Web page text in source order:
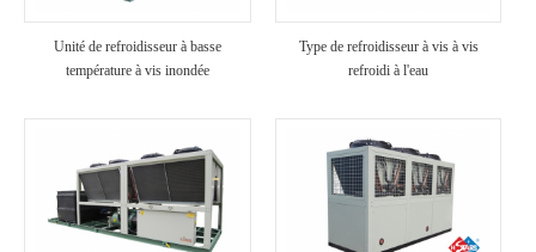
Unité de refroidisseur à basse
température à vis inondée
Type de refroidisseur à vis à vis
refroidi à l'eau